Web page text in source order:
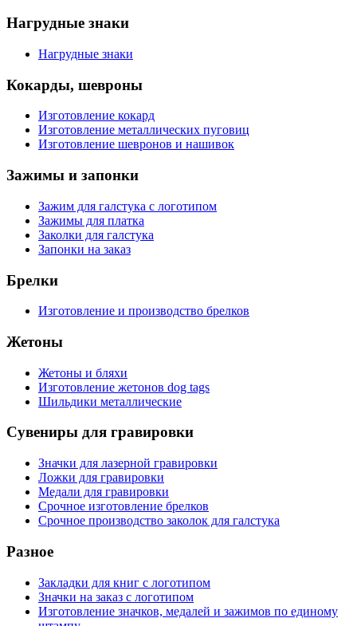
Нагрудные знаки
Нагрудные знаки
Кокарды, шевроны
Изготовление кокард
Изготовление металлических пуговиц
Изготовление шевронов и нашивок
Зажимы и запонки
Зажим для галстука с логотипом
Зажимы для платка
Заколки для галстука
Запонки на заказ
Брелки
Изготовление и производство брелков
Жетоны
Жетоны и бляхи
Изготовление жетонов dog tags
Шильдики металлические
Сувениры для гравировки
Значки для лазерной гравировки
Ложки для гравировки
Медали для гравировки
Срочное изготовление брелков
Срочное производство заколок для галстука
Разное
Закладки для книг с логотипом
Значки на заказ с логотипом
Изготовление значков, медалей и зажимов по единому